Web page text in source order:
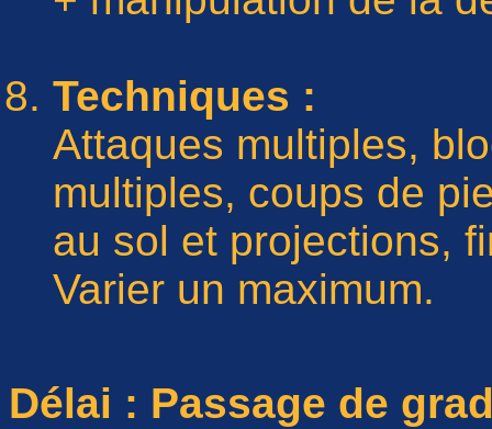
Techniques :
Attaques multiples,
multiples, coups de
au sol et projections,
Varier un maximum.
Délai : Passage de